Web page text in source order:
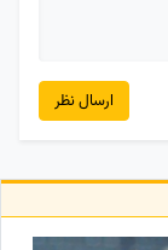
ارسال نظر